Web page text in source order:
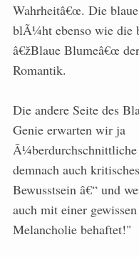
Wahrheitâ€œ. Die
blÃ¼ht ebenso wie die
â€žBlaue Blumeâ€œ der
Romantik.
Die andere Seite des
Genie erwarten wir ja
demnach auch kritisches
Bewusstsein â€“ und
auch mit einer gewissen
Melancholie behaftet!"